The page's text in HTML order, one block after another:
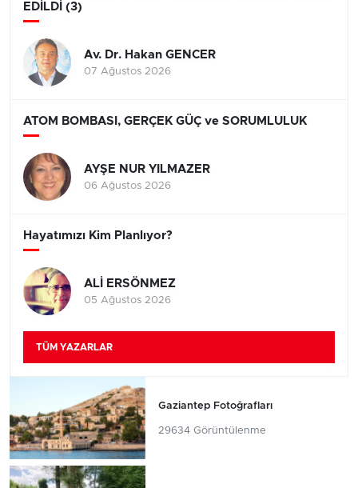
EDİLDİ (3)
Av. Dr. Hakan GENCER
07 Ağustos 2026
ATOM BOMBASI, GERÇEK GÜÇ ve SORUMLULUK
AYŞE NUR YILMAZER
06 Ağustos 2026
Hayatımızı Kim Planlıyor?
ALİ ERSÖNMEZ
05 Ağustos 2026
TÜM YAZARLAR
Gaziantep Fotoğrafları
29634 Görüntülenme